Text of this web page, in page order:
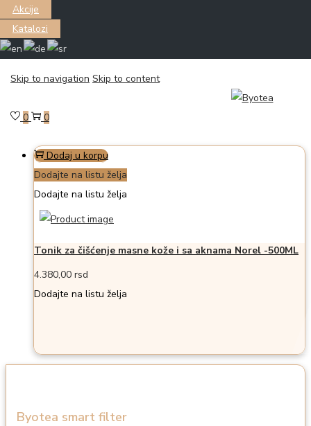
Akcije
Katalozi
Skip to navigation Skip to content
0 0
Dodaj u korpu
Dodajte na listu želja
Dodajte na listu želja
Tonik za čišćenje masne kože i sa aknama Norel -500ML
4.380,00 rsd
Dodajte na listu želja
Byotea smart filter